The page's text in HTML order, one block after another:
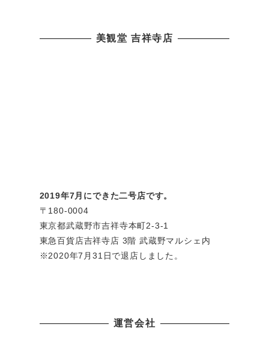
美観堂 吉祥寺店
2019年7月にできた二号店です。
〒180-0004
東京都武蔵野市吉祥寺本町2-3-1
東急百貨店吉祥寺店 3階 武蔵野マルシェ内
※2020年7月31日で退店しました。
運営会社